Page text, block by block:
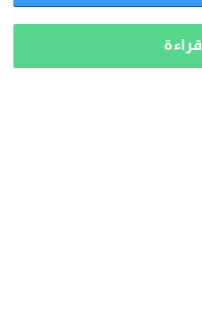
قراءة